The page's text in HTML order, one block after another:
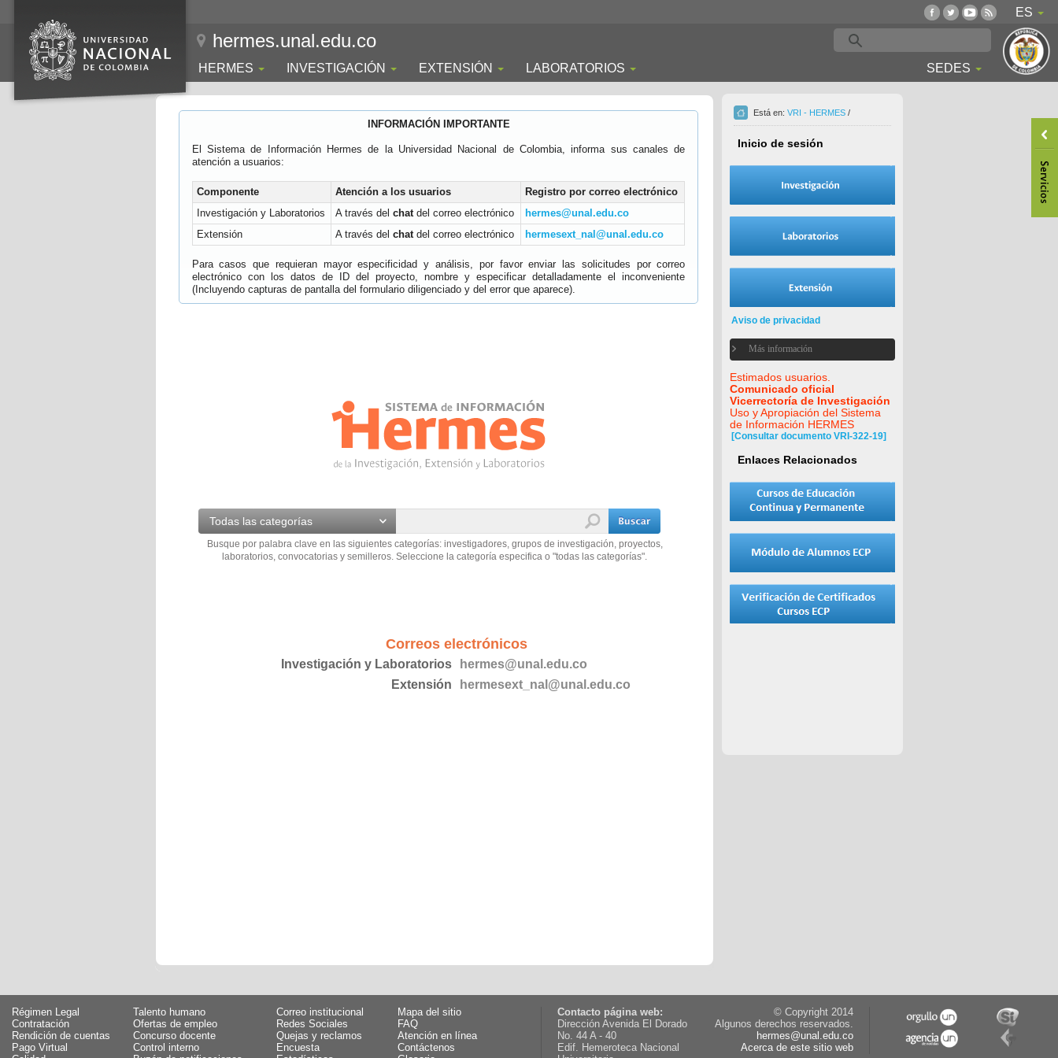
ES
hermes.unal.edu.co
HERMES INVESTIGACIÓN EXTENSIÓN LABORATORIOS SEDES
INFORMACIÓN IMPORTANTE
El Sistema de Información Hermes de la Universidad Nacional de Colombia, informa sus canales de
atención a usuarios:
Componente Atención a los usuarios
Registro por correo electrónico
Investigación y Laboratorios
A través del chatdel correo electrónico
hermes@unal.edu.co
Extensión
A través del chatdel correo electrónico hermesext_nal@unal.edu.co
Para casos que requieran mayor especificidad y análisis, por favor enviar las solicitudes por correo
electrónico con los datos de ID del proyecto, nombre y especificar detalladamente el inconveniente
(Incluyendo capturas de pantalla del formulario diligenciado y del error que aparece).
Todas las categorías
Busque por palabra clave en las siguientes categorías: investigadores, grupos de investigación, proyectos,
laboratorios, convocatorias y semilleros. Seleccione la categoría especifica o "todas las categorías".
Correos electrónicos
Investigación y Laboratorios
hermes@unal.edu.co
Extensión
hermesext_nal@unal.edu.co
Está en: VRI - HERMES /
Inicio de sesión
Aviso de privacidad
Más información
Estimados usuarios.
Comunicado oficial
Vicerrectoría de Investigación
Uso y Apropiación del Sistema
de Información HERMES
[Consultar documento VRI-322-19]
Enlaces Relacionados
Régimen Legal
Talento humano
Contratación
Ofertas de empleo
Rendición de cuentas
Concurso docente
Pago Virtual
Control interno
Correo institucional
Mapa del sitio
Redes Sociales
FAQ
Quejas y reclamos
Atención en línea
Encuesta
Contáctenos
Contacto página web:
Dirección Avenida El Dorado
No. 44 A - 40
Edif. Hemeroteca Nacional
© Copyright 2014
Algunos derechos reservados.
hermes@unal.edu.co
Acerca de este sitio web